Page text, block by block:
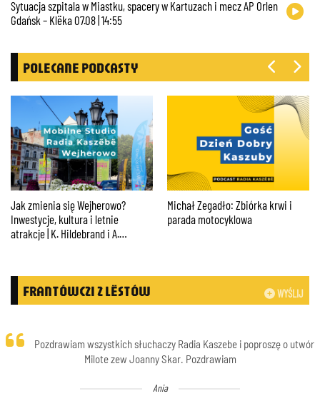
Sytuacja szpitala w Miastku, spacery w Kartuzach i mecz AP Orlen
Gdańsk – Klëka 07.08 | 14:55
POLECANE PODCASTY
Jak zmienia się Wejherowo?
Inwestycje, kultura i letnie
atrakcje | K. Hildebrand i A.
Michał Zegadło: Zbiórka krwi i
parada motocyklowa
WYŚLIJ
FRANTÓWCZI Z LËSTÓW
Pozdrawiam wszystkich słuchaczy Radia Kaszebe i poproszę o utwór
Milote zew Joanny Skar. Pozdrawiam
Ania